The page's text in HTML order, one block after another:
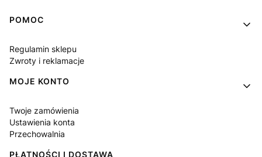
Linki w stopce
POMOC
Regulamin sklepu
Zwroty i reklamacje
MOJE KONTO
Twoje zamówienia
Ustawienia konta
Przechowalnia
PŁATNOŚCI I DOSTAWA